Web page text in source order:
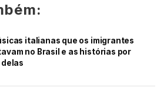
italianas que os imigrantes
no Brasil e as histórias por